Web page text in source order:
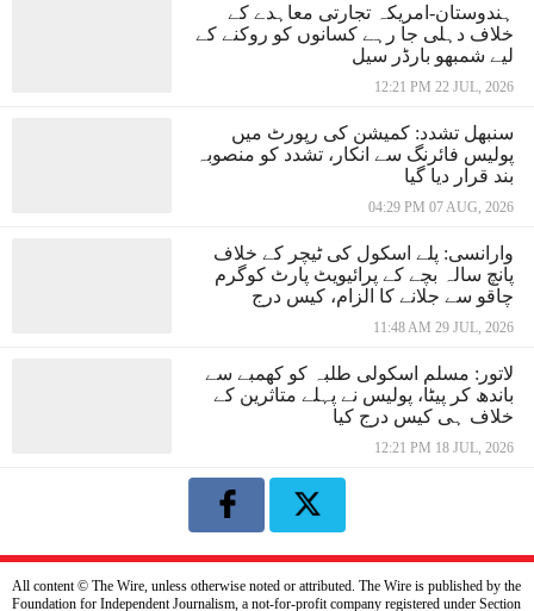
ہندوستان-امریکہ تجارتی معاہدے کے
خلاف دہلی جا رہے کسانوں کو روکنے کے
لیے شمبھو بارڈر سیل
12:21 PM 22 JUL, 2026
سنبھل تشدد: کمیشن کی رپورٹ میں
پولیس فائرنگ سے انکار، تشدد کو منصوبہ
بند قرار دیا گیا
04:29 PM 07 AUG, 2026
وارانسی: پلے اسکول کی ٹیچر کے خلاف
پانچ سالہ بچے کے پرائیویٹ پارٹ کوگرم
چاقو سے جلانے کا الزام، کیس درج
11:48 AM 29 JUL, 2026
لاتور: مسلم اسکولی طلبہ کو کھمبے سے
باندھ کر پیٹا، پولیس نے پہلے متاثرین کے
خلاف ہی کیس درج کیا
12:21 PM 18 JUL, 2026
All content © The Wire, unless otherwise noted or attributed. The Wire is published by the
Foundation for Independent Journalism, a not-for-profit company registered under Section